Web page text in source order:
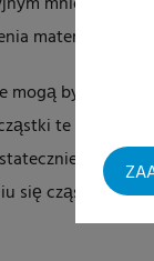
materiałowe,
mogą być
te wejdą w
może
się cząstek są